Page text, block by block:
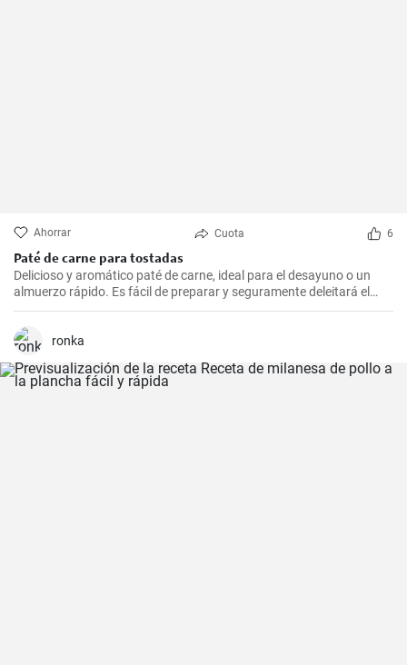
Ahorrar Cuota 6
Paté de carne para tostadas
Delicioso y aromático paté de carne, ideal para el desayuno o un
almuerzo rápido. Es fácil de preparar y seguramente deleitará el
paladar de todos los amantes de la carne.
ronka